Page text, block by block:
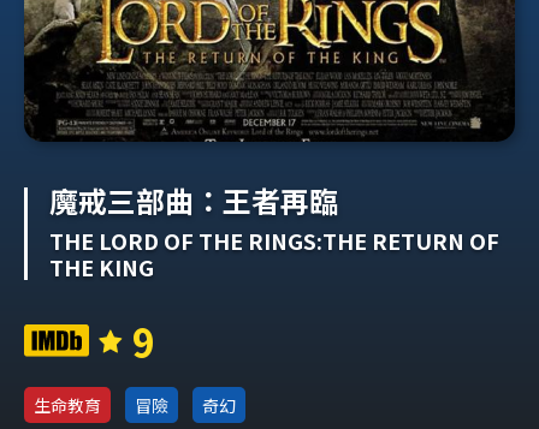
魔戒三部曲：王者再臨
THE LORD OF THE RINGS:THE RETURN OF
THE KING
9
生命教育 冒險 奇幻